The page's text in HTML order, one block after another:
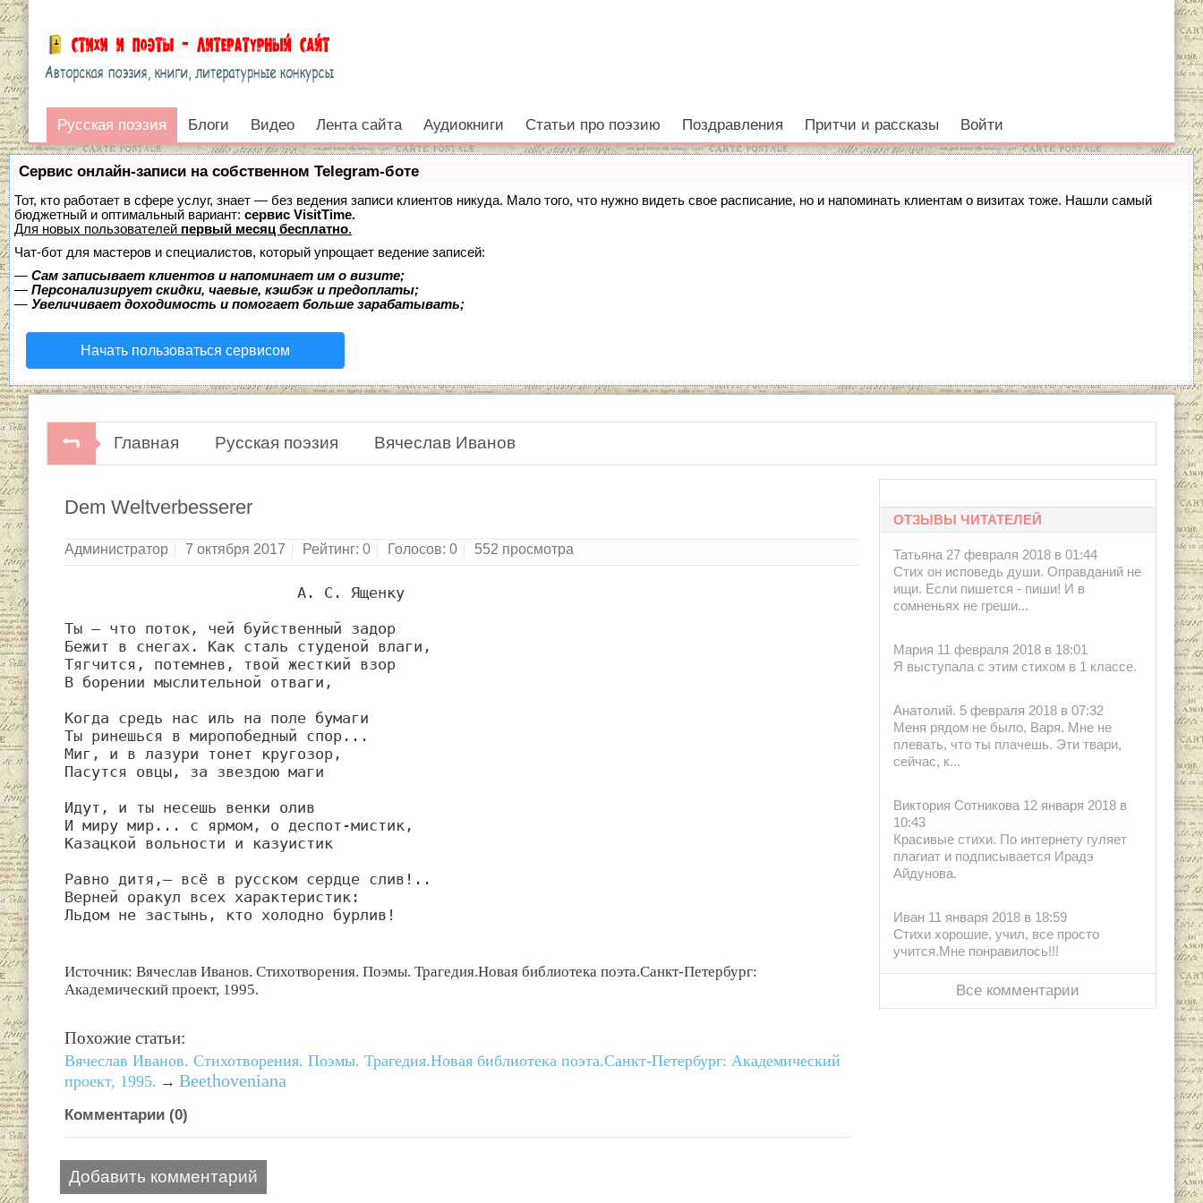
Русская поэзия
Войти
Русская поэзия Блоги Видео Лента сайта Аудиокниги Статьи про поэзию Поздравления Притчи и рассказы Войти
Сервис онлайн-записи на собственном Telegram-боте
Тот, кто работает в сфере услуг, знает — без ведения записи клиентов никуда. Мало того, что нужно видеть свое расписание, но и напоминать клиентам о визитах тоже. Нашли самый
бюджетный и оптимальный вариант: сервис VisitTime.
Для новых пользователей первый месяц бесплатно.
Чат-бот для мастеров и специалистов, который упрощает ведение записей:
— Сам записывает клиентов и напоминает им о визите;
— Персонализирует скидки, чаевые, кэшбэк и предоплаты;
— Увеличивает доходимость и помогает больше зарабатывать;
Начать пользоваться сервисом
Главная Русская поэзия Вячеслав Иванов
Вячеслав Иванов. Стихотворения. Поэмы. Трагедия.Новая библиотека поэта.Санкт-Петербург: Академический проект, 1995.
Dem Weltverbesserer
Администратор 7 октября 2017 Рейтинг: 0 Голосов: 0 552 просмотра
Ты — что поток, чей буйственный задор
Бежит в снегах. Как сталь студеной влаги,
Тягчится, потемнев, твой жесткий взор
В борении мыслительной отваги,
Когда средь нас иль на поле бумаги
Ты ринешься в миропобедный спор...
Миг, и в лазури тонет кругозор,
Пасутся овцы, за звездою маги
Идут, и ты несешь венки олив
И миру мир... с ярмом, о деспот-мистик,
Казацкой вольности и казуистик
Равно дитя,— всё в русском сердце слив!..
Верней оракул всех характеристик:
Льдом не застынь, кто холодно бурлив!
Источник: Вячеслав Иванов. Стихотворения. Поэмы. Трагедия.Новая библиотека поэта.Санкт-Петербург:
Академический проект, 1995.
Похожие статьи:
Вячеслав Иванов. Стихотворения. Поэмы. Трагедия.Новая библиотека поэта.Санкт-Петербург: Академический
проект, 1995. → Beethoveniana
Комментарии (0)
Добавить комментарий
ОТЗЫВЫ ЧИТАТЕЛЕЙ
Татьяна 27 февраля 2018 в 01:44
Стих он исповедь души. Оправданий не
ищи. Если пишется - пиши! И в
сомненьях не греши...
Мария 11 февраля 2018 в 18:01
Я выступала с этим стихом в 1 классе.
Анатолий. 5 февраля 2018 в 07:32
Меня рядом не было, Варя. Мне не
плевать, что ты плачешь. Эти твари,
сейчас, к...
Виктория Сотникова 12 января 2018 в
10:43
Красивые стихи. По интернету гуляет
плагиат и подписывается Ирадэ
Айдунова.
Иван 11 января 2018 в 18:59
Стихи хорошие, учил, все просто
учится.Мне понравилось!!!
Все комментарии